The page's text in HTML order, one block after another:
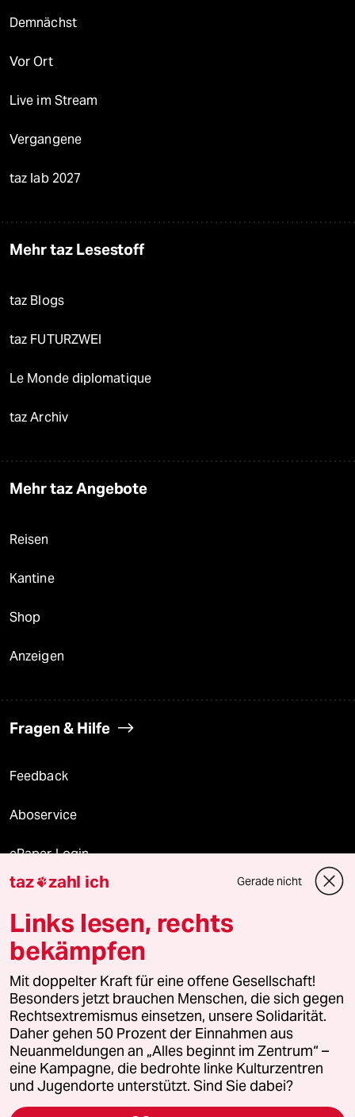
Demnächst
Vor Ort
Live im Stream
Vergangene
taz lab 2027
Mehr taz Lesestoff
taz Blogs
taz FUTURZWEI
Le Monde diplomatique
taz Archiv
Mehr taz Angebote
Reisen
Kantine
Shop
Anzeigen
Fragen & Hilfe
Feedback
Aboservice
ePaper Login
Downloads für Abonnierende
© 2026 taz Verlags und Vertriebs GmbH
Alle Rechte vorbehalten. Bei rechtlichen Fragen oder für Genehmigungen
wenden Sie sich bitte an
lizenzen@taz.de
Feedback Redaktionsstatut Kommune-Richtlinien
Leitlinie Informant Datenschutz Impressum AGB
taz zahl ich Gerade nicht
Links lesen, rechts
bekämpfen
Mit doppelter Kraft für eine offene Gesellschaft!
Besonders jetzt brauchen Menschen, die sich gegen
Rechtsextremismus einsetzen, unsere Solidarität.
Daher gehen 50 Prozent der Einnahmen aus
Neuanmeldungen an „Alles beginnt im Zentrum“ –
eine Kampagne, die bedrohte linke Kulturzentren
und Jugendorte unterstützt. Sind Sie dabei?